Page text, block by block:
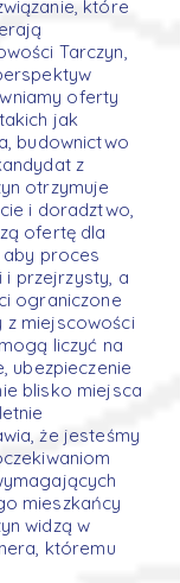
które
Tarczyn,
oferty
jak
budownictwo
z
otrzymuje
i doradztwo,
ofertę dla
proces
i przejrzysty, a
ograniczone
z miejscowości
liczyć na
ubezpieczenie
blisko miejsca
że jesteśmy
mieszkańcy
widzą w
któremu